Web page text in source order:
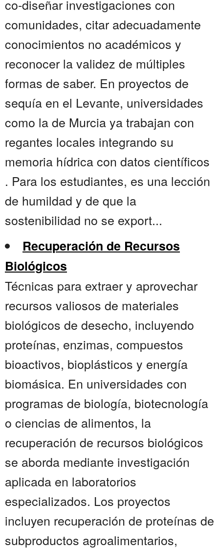
co-diseñar investigaciones con
comunidades, citar adecuadamente
conocimientos no académicos y
reconocer la validez de múltiples
formas de saber. En proyectos de
sequía en el Levante, universidades
como la de Murcia ya trabajan con
regantes locales integrando su
memoria hídrica con datos científicos
. Para los estudiantes, es una lección
de humildad y de que la
sostenibilidad no se export...
Recuperación de Recursos
Biológicos
Técnicas para extraer y aprovechar
recursos valiosos de materiales
biológicos de desecho, incluyendo
proteínas, enzimas, compuestos
bioactivos, bioplásticos y energía
biomásica. En universidades con
programas de biología, biotecnología
o ciencias de alimentos, la
recuperación de recursos biológicos
se aborda mediante investigación
aplicada en laboratorios
especializados. Los proyectos
incluyen recuperación de proteínas de
subproductos agroalimentarios,